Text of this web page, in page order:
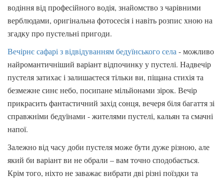
водіння від професійного водія, знайомство з чарівними
верблюдами, оригінальна фотосесія і навіть розпис хною на
згадку про пустельні пригоди.
Вечірнє сафарі з відвідуванням бедуїнського села - можливо
найромантичніший варіант відпочинку у пустелі. Надвечір
пустеля затихає і залишаєтеся тільки ви, піщана стихія та
безмежне синє небо, посипане мільйонами зірок. Вечір
прикрасить фантастичний захід сонця, вечеря біля багаття зі
справжніми бедуїнами - жителями пустелі, кальян та смачні
напої.
Залежно від часу доби пустеля може бути дуже різною, але
який би варіант ви не обрали – вам точно сподобається.
Крім того, ніхто не заважає вибрати дві різні поїздки та